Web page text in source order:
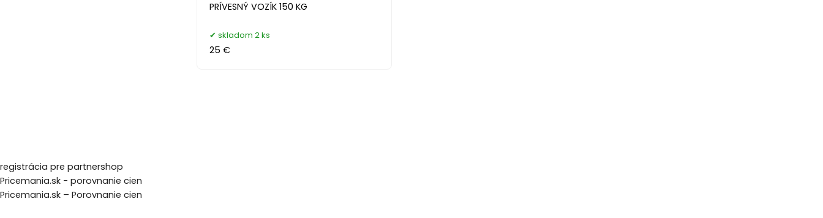
PRÍVESNÝ VOZÍK 150 KG
skladom 2 ks
25 €
registrácia pre partnershop
Pricemania.sk - porovnanie cien
Pricemania.sk – Porovnanie cien